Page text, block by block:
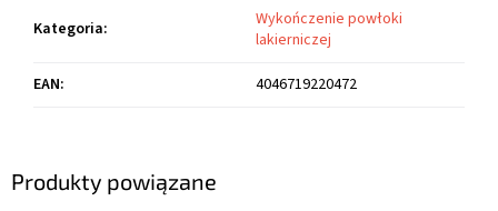
Produkty powiązane
Kategoria:
Wykończenie powłoki
lakierniczej
EAN: 4046719220472